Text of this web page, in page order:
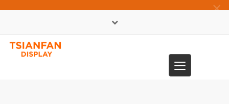
×
Toggle
navigation